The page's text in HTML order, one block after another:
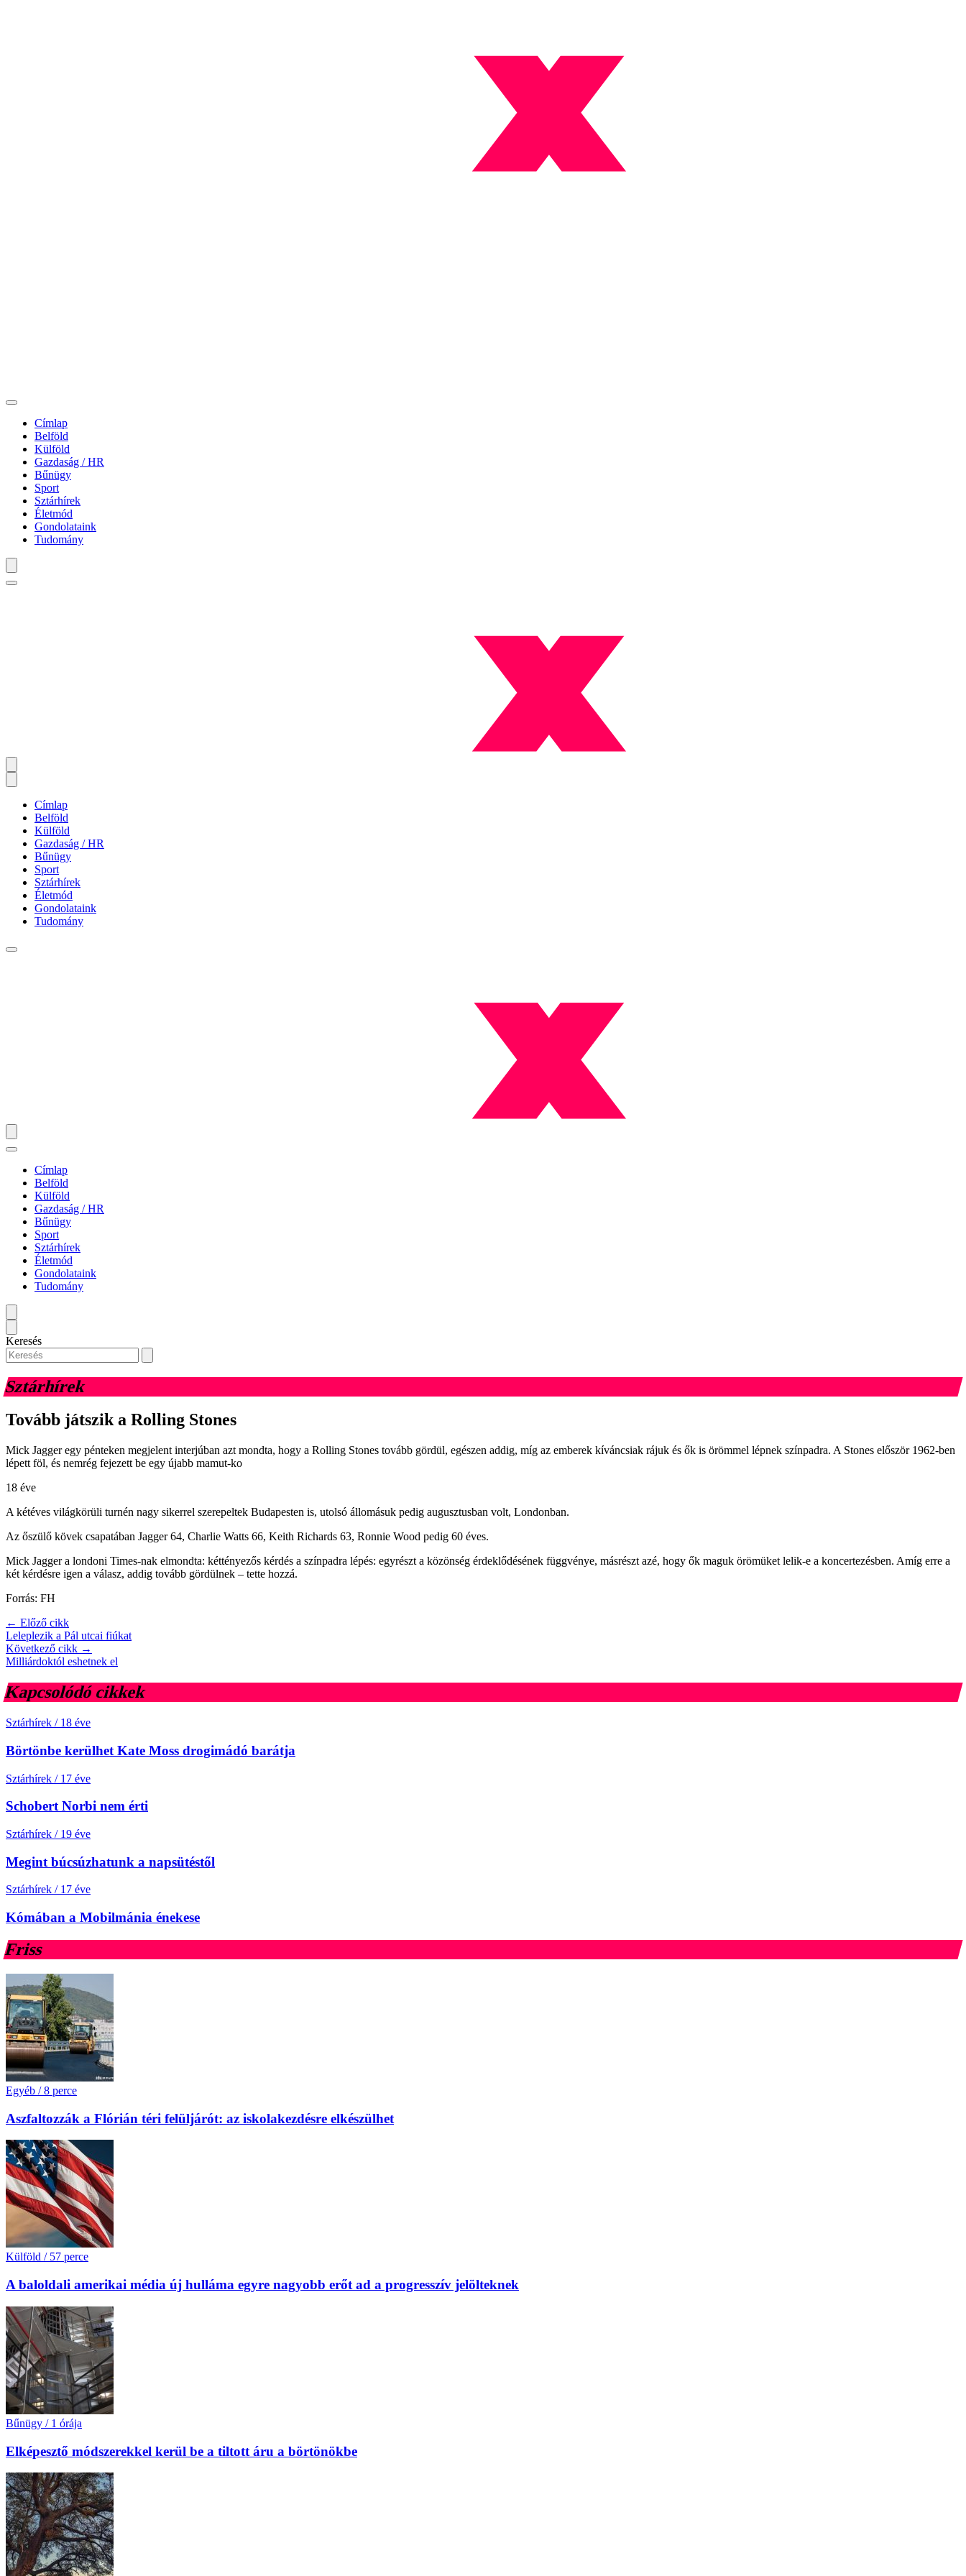
Címlap
Belföld
Külföld
Gazdaság / HR
Bűnügy
Sport
Sztárhírek
Életmód
Gondolataink
Tudomány
Címlap
Belföld
Külföld
Gazdaság / HR
Bűnügy
Sport
Sztárhírek
Életmód
Gondolataink
Tudomány
Címlap
Belföld
Külföld
Gazdaság / HR
Bűnügy
Sport
Sztárhírek
Életmód
Gondolataink
Tudomány
Keresés
Sztárhírek
Tovább játszik a Rolling Stones
Mick Jagger egy pénteken megjelent interjúban azt mondta, hogy a Rolling Stones tovább gördül, egészen addig, míg az emberek kíváncsiak rájuk és ők is örömmel lépnek színpadra. A Stones először 1962-ben
lépett föl, és nemrég fejezett be egy újabb mamut-ko
18 éve
A kétéves világkörüli turnén nagy sikerrel szerepeltek Budapesten is, utolsó állomásuk pedig augusztusban volt, Londonban.
Az őszülő kövek csapatában Jagger 64, Charlie Watts 66, Keith Richards 63, Ronnie Wood pedig 60 éves.
Mick Jagger a londoni Times-nak elmondta: kéttényezős kérdés a színpadra lépés: egyrészt a közönség érdeklődésének függvénye, másrészt azé, hogy ők maguk örömüket lelik-e a koncertezésben. Amíg erre a
két kérdésre igen a válasz, addig tovább gördülnek – tette hozzá.
Forrás: FH
← Előző cikk
Leleplezik a Pál utcai fiúkat
Következő cikk →
Milliárdoktól eshetnek el
Kapcsolódó cikkek
Sztárhírek / 18 éve
Börtönbe kerülhet Kate Moss drogimádó barátja
Sztárhírek / 17 éve
Schobert Norbi nem érti
Sztárhírek / 19 éve
Megint búcsúzhatunk a napsütéstől
Sztárhírek / 17 éve
Kómában a Mobilmánia énekese
Friss
Egyéb / 8 perce
Aszfaltozzák a Flórián téri felüljárót: az iskolakezdésre elkészülhet
Külföld / 57 perce
A baloldali amerikai média új hulláma egyre nagyobb erőt ad a progresszív jelölteknek
Bűnügy / 1 órája
Elképesztő módszerekkel kerül be a tiltott áru a börtönökbe